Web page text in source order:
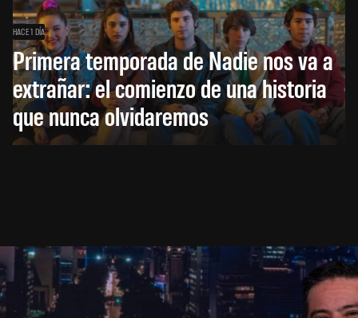
HACE 1 DÍA
Primera temporada de Nadie nos va a
extrañar: el comienzo de una historia
que nunca olvidaremos